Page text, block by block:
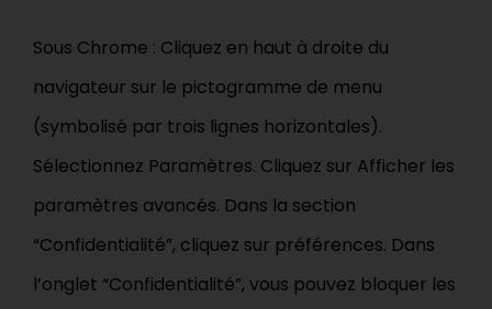
Sous Chrome : Cliquez en haut à droite du
navigateur sur le pictogramme de menu
(symbolisé par trois lignes horizontales).
Sélectionnez Paramètres. Cliquez sur Afficher les
paramètres avancés. Dans la section
“Confidentialité”, cliquez sur préférences. Dans
l’onglet “Confidentialité”, vous pouvez bloquer les